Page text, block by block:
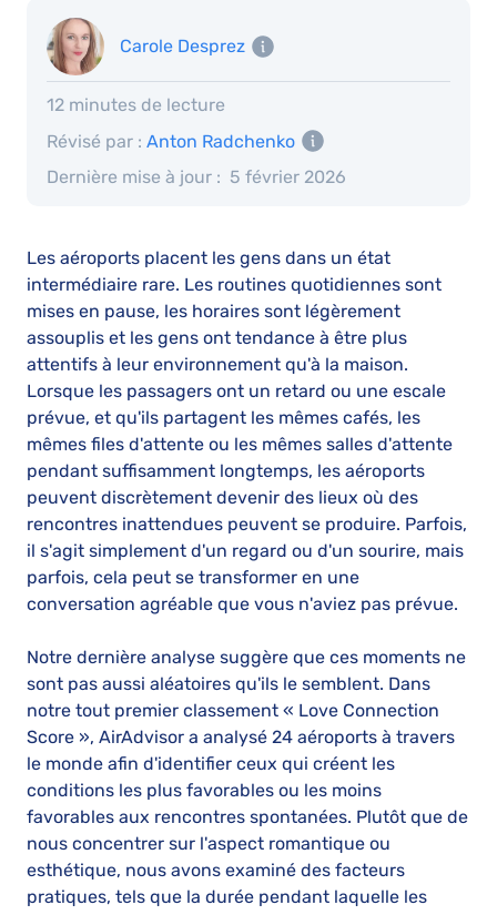
Carole Desprez
12 minutes de lecture
Dernière mise à jour : 5 février 2026
Révisé par : Anton Radchenko
Les aéroports placent les gens dans un état
intermédiaire rare. Les routines quotidiennes sont
mises en pause, les horaires sont légèrement
assouplis et les gens ont tendance à être plus
attentifs à leur environnement qu'à la maison.
Lorsque les passagers ont un retard ou une escale
prévue, et qu'ils partagent les mêmes cafés, les
mêmes files d'attente ou les mêmes salles d'attente
pendant suffisamment longtemps, les aéroports
peuvent discrètement devenir des lieux où des
rencontres inattendues peuvent se produire. Parfois,
il s'agit simplement d'un regard ou d'un sourire, mais
parfois, cela peut se transformer en une
conversation agréable que vous n'aviez pas prévue.
Notre dernière analyse suggère que ces moments ne
sont pas aussi aléatoires qu'ils le semblent. Dans
notre tout premier classement « Love Connection
Score », AirAdvisor a analysé 24 aéroports à travers
le monde afin d'identifier ceux qui créent les
conditions les plus favorables ou les moins
favorables aux rencontres spontanées. Plutôt que de
nous concentrer sur l'aspect romantique ou
esthétique, nous avons examiné des facteurs
pratiques, tels que la durée pendant laquelle les